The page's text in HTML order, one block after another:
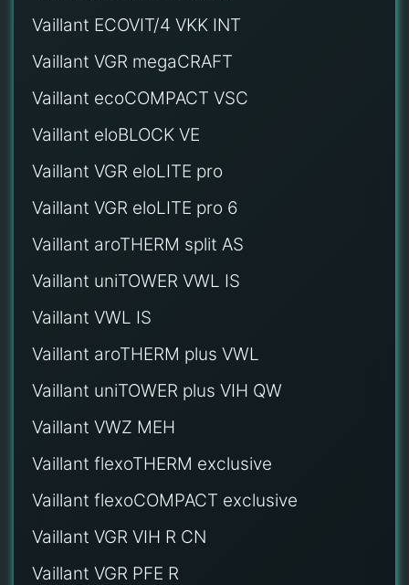
Vaillant ECOVIT/4 VKK INT
Vaillant VGR megaCRAFT
Vaillant ecoCOMPACT VSC
Vaillant eloBLOCK VE
Vaillant VGR eloLITE pro
Vaillant VGR eloLITE pro 6
Vaillant aroTHERM split AS
Vaillant uniTOWER VWL IS
Vaillant VWL IS
Vaillant aroTHERM plus VWL
Vaillant uniTOWER plus VIH QW
Vaillant VWZ MEH
Vaillant flexoTHERM exclusive
Vaillant flexoCOMPACT exclusive
Vaillant VGR VIH R CN
Vaillant VGR PFE R